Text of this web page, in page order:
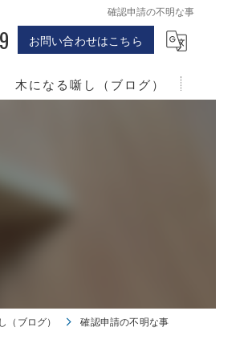
確認申請の不明な事
お問い合わせはこちら
ッカとは
ム･株式会社職人バッカのお客様の声
木になる噺し（ブログ）
（ブログ） 確認申請の不明な事